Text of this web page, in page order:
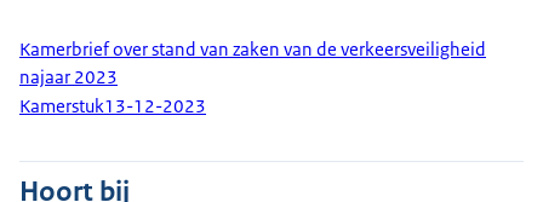
Kamerbrief over stand van zaken van de verkeersveiligheid
najaar 2023
Kamerstuk13-12-2023
Hoort bij